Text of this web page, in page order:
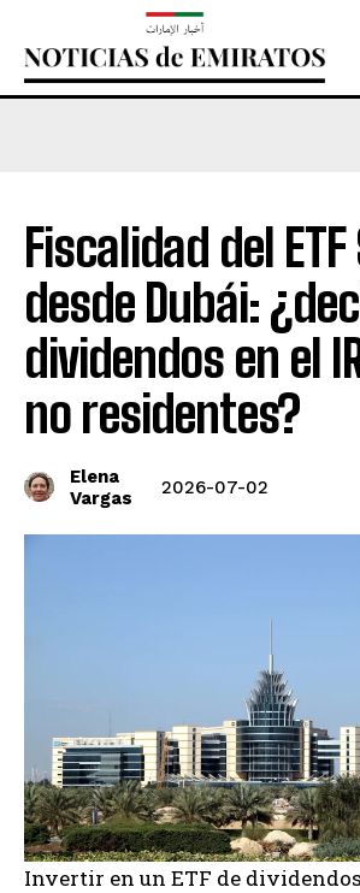
Fiscalidad del ETF
desde Dubái:
dividendos en el
no residentes?
Elena
Vargas
2026-07-02
Invertir en un ETF de dividendos